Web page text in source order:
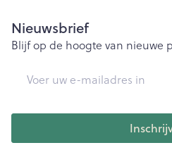
Nieuwsbrief
Blijf op de hoogte van nieuwe